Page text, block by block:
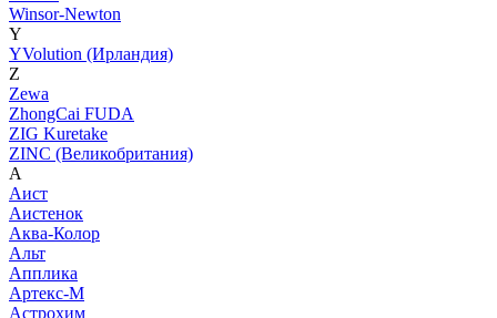
Winsor-Newton
Y
YVolution (Ирландия)
Z
Zewa
ZhongCai FUDA
ZIG Kuretake
ZINC (Великобритания)
А
Аист
Аистенок
Аква-Колор
Альт
Апплика
Артекс-М
Астрохим